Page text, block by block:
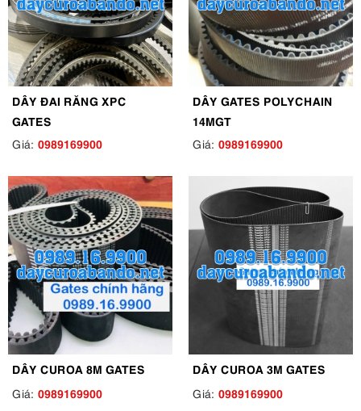
DÂY ĐAI RĂNG XPC
GATES
Giá: 0989169900
DÂY GATES POLYCHAIN
14MGT
Giá: 0989169900
DÂY CUROA 8M GATES
Giá: 0989169900
DÂY CUROA 3M GATES
Giá: 0989169900